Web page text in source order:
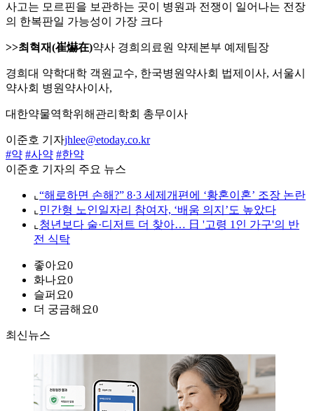
사고는 모르핀을 보관하는 곳이 병원과 전쟁이 일어나는 전장
의 한복판일 가능성이 가장 크다
>>최혁재(崔爀在)약사 경희의료원 약제본부 예제팀장
경희대 약학대학 객원교수, 한국병원약사회 법제이사, 서울시
약사회 병원약사이사,
대한약물역학위해관리학회 총무이사
이준호 기자jhlee@etoday.co.kr
#약 #사약 #한약
이준호 기자의 주요 뉴스
⌞ “해로하면 손해?” 8·3 세제개편에 ‘황혼이혼’ 조장 논란
⌞ 민간형 노인일자리 참여자, ‘배움 의지’도 높았다
⌞ 청년보다 술·디저트 더 찾아… 日 '고령 1인 가구'의 반
전 식탁
좋아요0
화나요0
슬퍼요0
더 궁금해요0
최신뉴스